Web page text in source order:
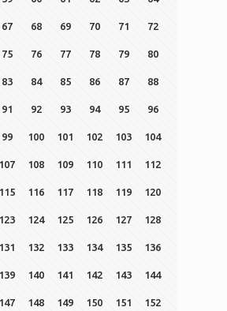
67 68 69 70 71 72
75 76 77 78 79 80
83 84 85 86 87 88
91 92 93 94 95 96
99 100 101 102 103 104
107 108 109 110 111 112
115 116 117 118 119 120
123 124 125 126 127 128
131 132 133 134 135 136
139 140 141 142 143 144
147 148 149 150 151 152